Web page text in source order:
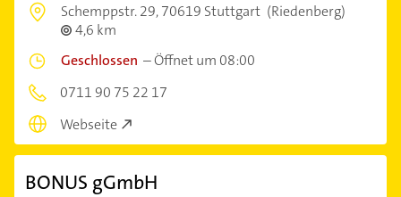
Schemppstr. 29,70619 Stuttgart (Riedenberg)
4,6 km
Geschlossen –Öffnet um 08:00
0711 90 75 22 17
Webseite
BONUS gGmbH